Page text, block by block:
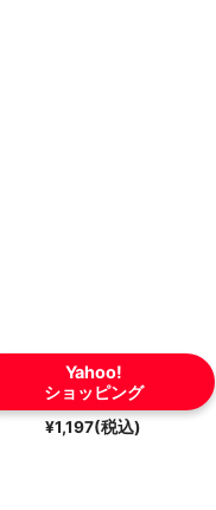
Yahoo!
ショッピング
¥1,197(税込)